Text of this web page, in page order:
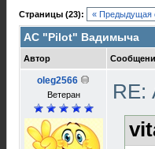
Страницы (23): « Предыдущая
АС "Pilot" Вадимыча
Автор
oleg2566
Ветеран RE: